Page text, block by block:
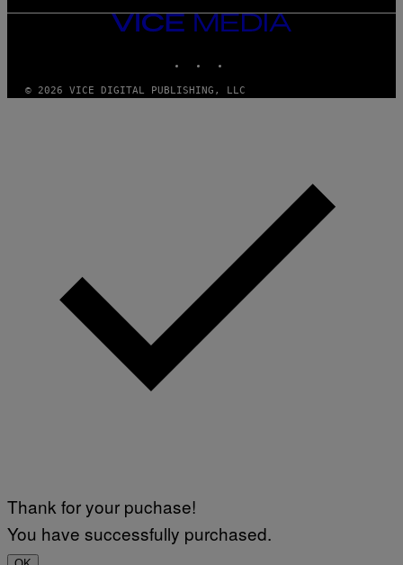
VICE
MEDIA
© 2026 VICE DIGITAL PUBLISHING, LLC
Thank for your puchase!
You have successfully purchased.